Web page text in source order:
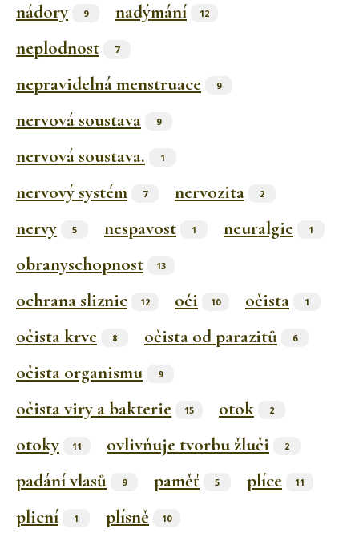
nádory 9 nadýmání 12
neplodnost 7
nepravidelná menstruace 9
nervová soustava 9
nervová soustava. 1
nervový systém 7 nervozita 2
nervy 5 nespavost 1 neuralgie 1
obranyschopnost 13
ochrana sliznic 12 oči 10 očista 1
očista krve 8 očista od parazitů 6
očista organismu 9
očista viry a bakterie 15 otok 2
otoky 11 ovlivňuje tvorbu žluči 2
padání vlasů 9 paměť 5 plíce 11
plicní 1 plísně 10